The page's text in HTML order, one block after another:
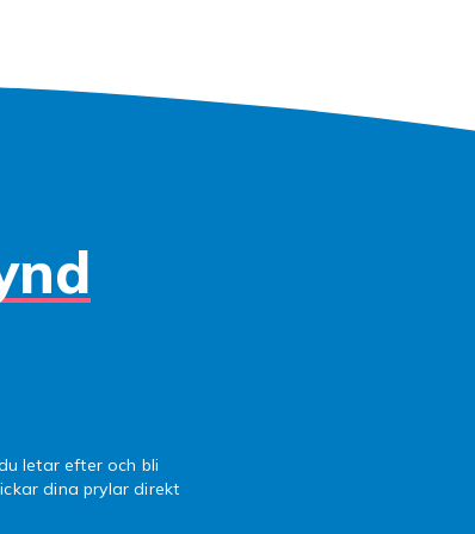
att uppgradera när du är redo.
X, Series S och Xbox
spelplattform
flaggskeppskonsol och en av de kraftfullaste
Med 12 teraflops grafikprocessorkraft, native
120 fps levererar Series X en imponerande
digitala konsolen saknar skivläsare men
i prestanda som Series X, fast i 1440p.
utan att betala toppris. Xbox One är
gamern — med ett enormt spel- och
letar efter och bli
dina prylar direkt